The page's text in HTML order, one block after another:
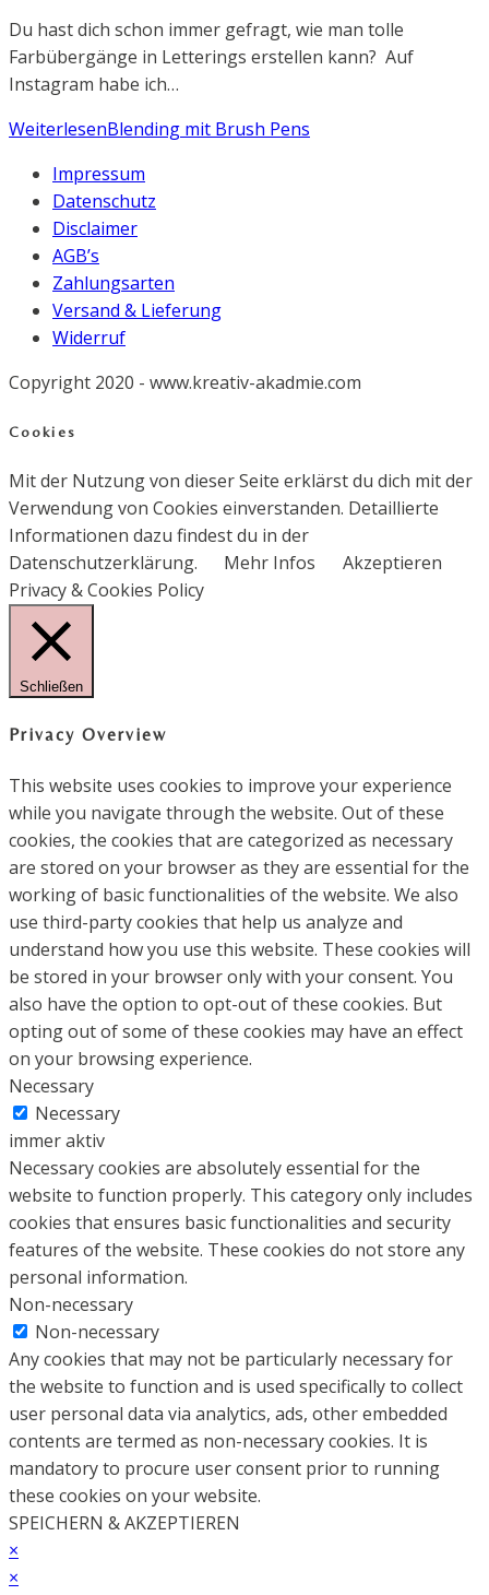
Du hast dich schon immer gefragt, wie man tolle
Farbübergänge in Letterings erstellen kann? Auf
Instagram habe ich…
WeiterlesenBlending mit Brush Pens
Impressum
Datenschutz
Disclaimer
AGB’s
Zahlungsarten
Versand & Lieferung
Widerruf
Copyright 2020 - www.kreativ-akadmie.com
Cookies
Mit der Nutzung von dieser Seite erklärst du dich mit der
Verwendung von Cookies einverstanden. Detaillierte
Informationen dazu findest du in der
Datenschutzerklärung.
Mehr Infos
Akzeptieren
Privacy & Cookies Policy
Schließen
Privacy Overview
This website uses cookies to improve your experience
while you navigate through the website. Out of these
cookies, the cookies that are categorized as necessary
are stored on your browser as they are essential for the
working of basic functionalities of the website. We also
use third-party cookies that help us analyze and
understand how you use this website. These cookies will
be stored in your browser only with your consent. You
also have the option to opt-out of these cookies. But
opting out of some of these cookies may have an effect
on your browsing experience.
Necessary
Necessary
immer aktiv
Necessary cookies are absolutely essential for the
website to function properly. This category only includes
cookies that ensures basic functionalities and security
features of the website. These cookies do not store any
personal information.
Non-necessary
Non-necessary
Any cookies that may not be particularly necessary for
the website to function and is used specifically to collect
user personal data via analytics, ads, other embedded
contents are termed as non-necessary cookies. It is
mandatory to procure user consent prior to running
these cookies on your website.
SPEICHERN & AKZEPTIEREN
×
×